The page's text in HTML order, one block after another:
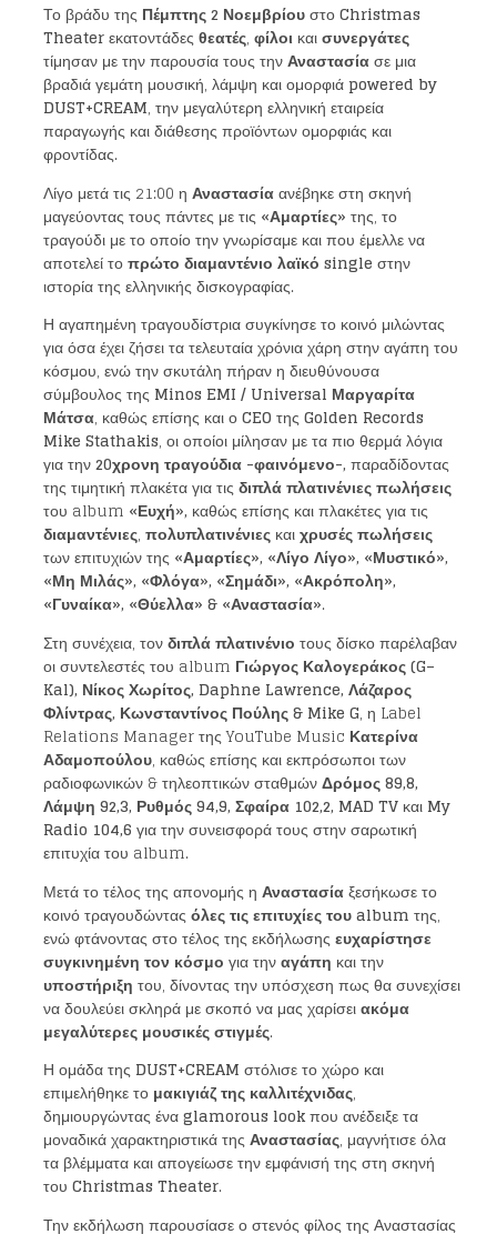
Το βράδυ της Πέμπτης 2 ΝοεμβρίουστοChristmas
Theaterεκατοντάδεςθεατές, φίλοικαισυνεργάτες
τίμησαν με την παρουσία τους τηνΑναστασίασε μια
βραδιά γεμάτη μουσική, λάμψη και ομορφιά powered by
DUST+CREAM, την μεγαλύτερη ελληνική εταιρεία
παραγωγής και διάθεσης προϊόντων ομορφιάς και
φροντίδας.
Λίγο μετά τις 21:00 η Αναστασίαανέβηκε στη σκηνή
μαγεύοντας τους πάντες με τις «Αμαρτίες» της, το
τραγούδι με το οποίο την γνωρίσαμε και που έμελλε να
αποτελεί τοπρώτο διαμαντένιο λαϊκό single στην
ιστορία της ελληνικής δισκογραφίας.
Η αγαπημένη τραγουδίστρια συγκίνησε το κοινό μιλώντας
για όσα έχει ζήσει τα τελευταία χρόνια χάρη στην αγάπη του
κόσμου, ενώ την σκυτάλη πήραν η διευθύνουσα
σύμβουλος της Minos EMI / Universal Μαργαρίτα
Μάτσα, καθώς επίσης και οCEO τηςGolden Records
Mike Stathakis, οι οποίοι μίλησαν με τα πιο θερμά λόγια
για την20χρονη τραγούδια -φαινόμενο-, παραδίδοντας
της τιμητική πλακέτα για τιςδιπλά πλατινένιες πωλήσεις
του album «Ευχή», καθώς επίσης και πλακέτες για τις
διαμαντένιες, πολυπλατινένιεςκαιχρυσέςπωλήσεις
των επιτυχιών της «Αμαρτίες», «Λίγο Λίγο», «Μυστικό»,
«Μη Μιλάς», «Φλόγα», «Σημάδι», «Ακρόπολη»,
«Γυναίκα», «Θύελλα» & «Αναστασία».
Στη συνέχεια, τονδιπλά πλατινένιο τους δίσκο παρέλαβαν
οι συντελεστές του album Γιώργος Καλογεράκος (G–
Kal), Νίκος Χωρίτος, Daphne Lawrence, Λάζαρος
Φλίντρας, Κωνσταντίνος Πούλης & Mike G, η Label
Relations Manager της YouTube Music Κατερίνα
Αδαμοπούλου, καθώς επίσης και εκπρόσωποι των
ραδιοφωνικών & τηλεοπτικών σταθμώνΔρόμος 89,8,
Λάμψη 92,3, Ρυθμός 94,9, Σφαίρα 102,2, MAD TVκαι My
Radio 104,6 για την συνεισφορά τους στην σαρωτική
επιτυχία του album.
Μετά το τέλος της απονομής η Αναστασίαξεσήκωσε το
κοινό τραγουδώνταςόλες τις επιτυχίες τουalbum της,
ενώ φτάνοντας στο τέλος της εκδήλωσηςευχαρίστησε
συγκινημένη τον κόσμο για τηναγάπη και την
υποστήριξη του, δίνοντας την υπόσχεση πως θα συνεχίσει
να δουλεύει σκληρά με σκοπό να μας χαρίσειακόμα
μεγαλύτερες μουσικές στιγμές.
Η ομάδα της DUST+CREAM στόλισε το χώρο και
επιμελήθηκε το μακιγιάζ της καλλιτέχνιδας,
δημιουργώντας έναglamorous lookπου ανέδειξε τα
μοναδικά χαρακτηριστικά τηςΑναστασίας, μαγνήτισε όλα
τα βλέμματα και απογείωσε την εμφάνισή της στη σκηνή
του Christmas Theater.
Την εκδήλωση παρουσίασε ο στενός φίλος της Αναστασίας
Loading your form, please wait...